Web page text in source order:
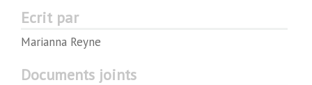
Ecrit par
Marianna Reyne
Documents joints